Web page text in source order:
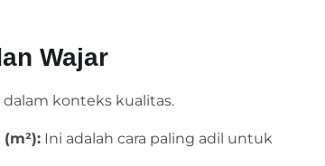
Wajar
konteks kualitas.
Ini adalah cara paling adil untuk